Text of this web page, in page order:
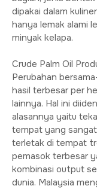
dipakai dalam
hanya lemak alami
minyak kelapa.
Crude Palm Oil
Perubahan
hasil terbesar per
lainnya. Hal ini
alasannya yaitu
tempat yang
terletak di tempat
pemasok terbesar
kombinasi output
dunia. Malaysia